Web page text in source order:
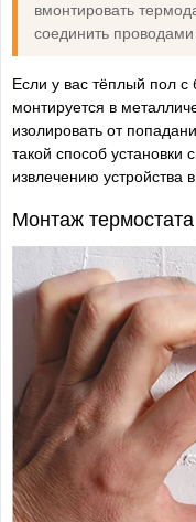
вмонтировать
соединить проводами
Если у вас тёплый пол с
монтируется в
изолировать от
такой способ установки
извлечению устройства
Монтаж термостата